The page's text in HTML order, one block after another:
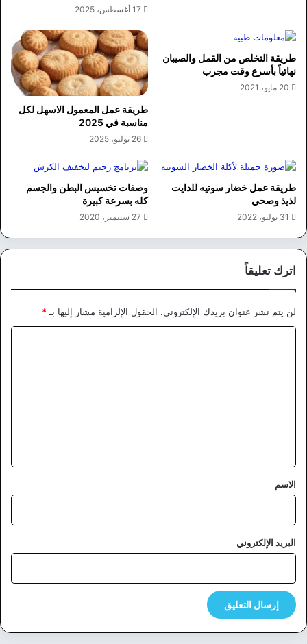
17 أغسطس، 2025
طريقة التخلص من القمل والصيبان
نهائياً بأسرع وقت مجرب
20 مايو، 2021
طريقة عمل المعمول الاسهل لكل
مناسبة في 2025
26 يوليو، 2025
طريقة عمل خضار سوتيه للدايت
لذيذ وصحي
31 يوليو، 2022
وصفات تخسيس البطن والجسم
كله بسرعة كبيرة
27 سبتمبر، 2020
اترك تعليقاً
لن يتم نشر عنوان بريدك الإلكتروني. الحقول الإلزامية مشار إليها بـ *
*
الاسم
البريد الإلكتروني